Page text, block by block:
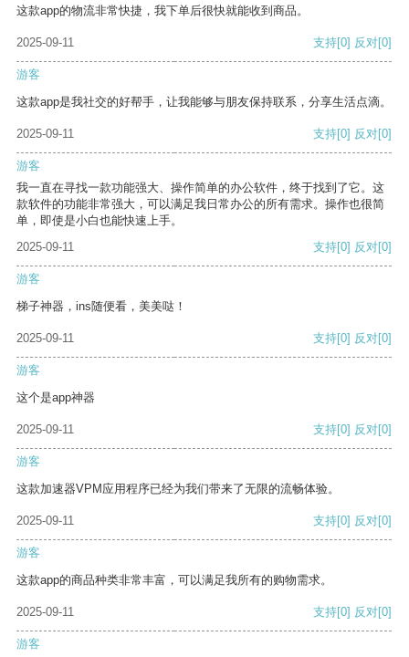
这款app的物流非常快捷，我下单后很快就能收到商品。
2025-09-11 支持[0] 反对[0]
游客
这款app是我社交的好帮手，让我能够与朋友保持联系，分享生活点滴。
2025-09-11 支持[0] 反对[0]
游客
我一直在寻找一款功能强大、操作简单的办公软件，终于找到了它。这
款软件的功能非常强大，可以满足我日常办公的所有需求。操作也很简
单，即使是小白也能快速上手。
2025-09-11
支持[0] 反对[0]
游客
梯子神器，ins随便看，美美哒！
2025-09-11 支持[0] 反对[0]
游客
这个是app神器
2025-09-11 支持[0] 反对[0]
游客
这款加速器VPM应用程序已经为我们带来了无限的流畅体验。
2025-09-11 支持[0] 反对[0]
游客
这款app的商品种类非常丰富，可以满足我所有的购物需求。
2025-09-11 支持[0] 反对[0]
游客